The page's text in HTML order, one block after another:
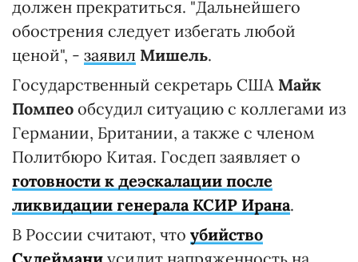
должен прекратиться. "Дальнейшего
обострения следует избегать любой
ценой", - заявил Мишель.
Государственный секретарь США Майк
Помпео обсудил ситуацию с коллегами из
Германии, Британии, а также с членом
Политбюро Китая. Госдеп заявляет о
готовности к деэскалации после
ликвидации генерала КСИР Ирана.
В России считают, что убийство